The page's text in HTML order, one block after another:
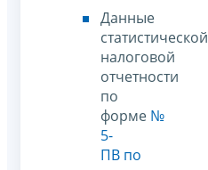
Данные
статистической
налоговой
отчетности
по
форме №
5-
ПВ по